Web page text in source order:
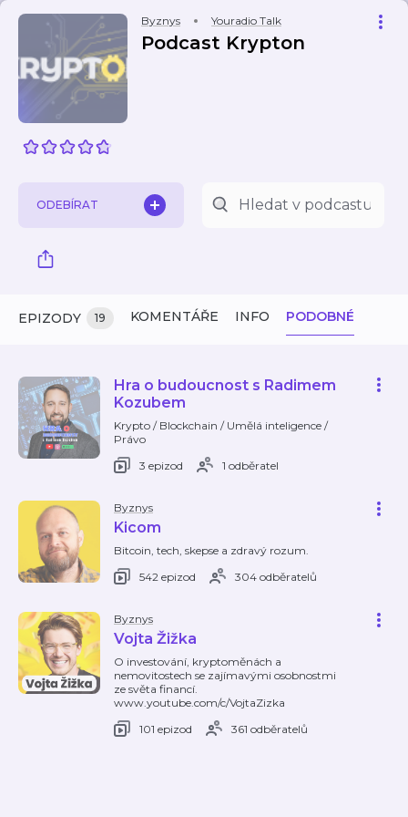
Byznys Youradio Talk
Podcast Krypton
ODEBÍRAT
EPIZODY 19 KOMENTÁŘE INFO PODOBNÉ
Hra o budoucnost s Radimem
Kozubem
Krypto / Blockchain / Umělá inteligence /
Právo
3 epizod
1 odběratel
Byznys
Kicom
Bitcoin, tech, skepse a zdravý rozum.
542 epizod
304 odběratelů
Byznys
Vojta Žižka
O investování, kryptoměnách a
nemovitostech se zajímavými osobnostmi
ze světa financí.
www.youtube.com/c/VojtaZizka
101 epizod
361 odběratelů